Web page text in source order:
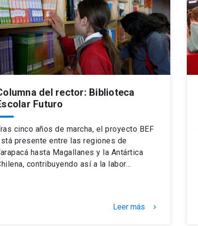
del rector: Biblioteca
Futuro
cinco años de marcha, el proyecto BEF
presente entre las regiones de
hasta Magallanes y la Antártica
contribuyendo así a la labor…
Leer más keyboard_arrow_right